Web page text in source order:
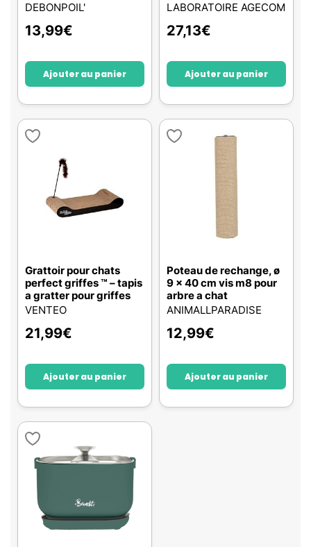
DEBONPOIL'
13,99€
Ajouter au panier
LABORATOIRE AGECOM
27,13€
Ajouter au panier
Grattoir pour chats
perfect griffes ™ – tapis
a gratter pour griffes
VENTEO
21,99€
Ajouter au panier
Poteau de rechange, ø
9 x 40 cm vis m8 pour
arbre a chat
ANIMALLPARADISE
12,99€
Ajouter au panier